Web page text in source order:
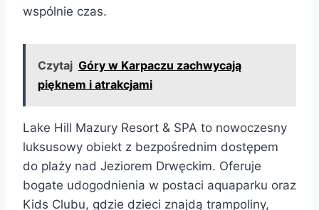
wspólnie czas.
Czytaj Góry w Karpaczu zachwycają
pięknem i atrakcjami
Lake Hill Mazury Resort & SPA to nowoczesny
luksusowy obiekt z bezpośrednim dostępem
do plaży nad Jeziorem Drwęckim. Oferuje
bogate udogodnienia w postaci aquaparku oraz
Kids Clubu, gdzie dzieci znajdą trampoliny,